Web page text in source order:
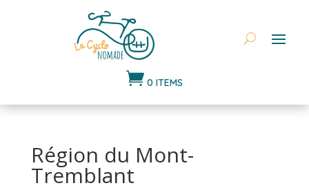
 0 ITEMS
Région du Mont-
Tremblant